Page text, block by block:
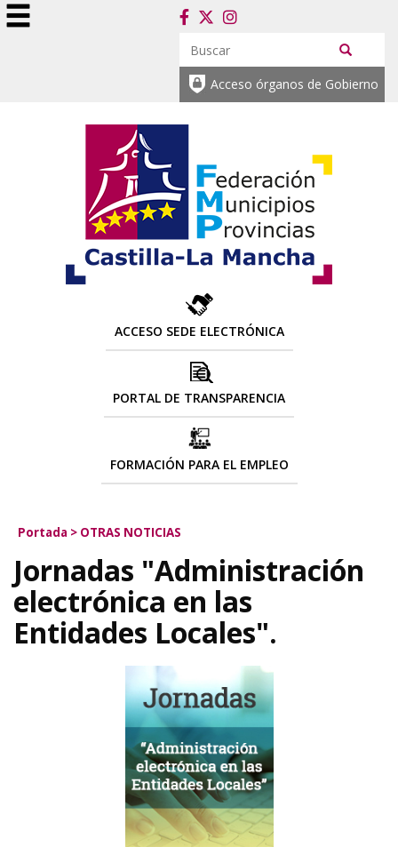
Acceso órganos de Gobierno
ACCESO SEDE ELECTRÓNICA
PORTAL DE TRANSPARENCIA
FORMACIÓN PARA EL EMPLEO
Portada > OTRAS NOTICIAS
Jornadas "Administración
electrónica en las
Entidades Locales".